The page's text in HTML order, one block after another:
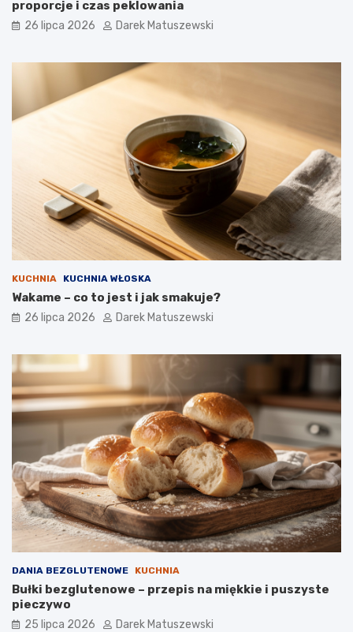
proporcje i czas peklowania
26 lipca 2026 Darek Matuszewski
KUCHNIA KUCHNIA WŁOSKA
Wakame – co to jest i jak smakuje?
26 lipca 2026 Darek Matuszewski
DANIA BEZGLUTENOWE KUCHNIA
Bułki bezglutenowe – przepis na miękkie i puszyste
pieczywo
25 lipca 2026 Darek Matuszewski